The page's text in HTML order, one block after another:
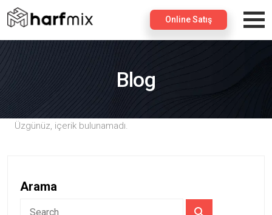
×
Online Satış
Blog
Üzgünüz, içerik bulunamadı.
Arama